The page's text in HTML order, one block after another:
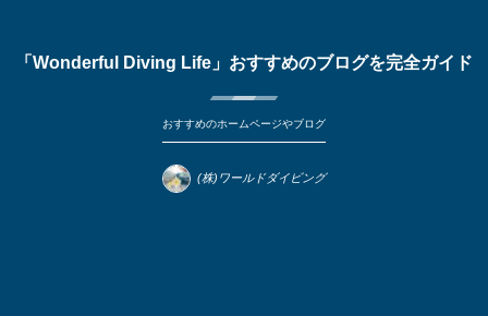
「Wonderful Diving Life」おすすめのブログを完全ガイド
おすすめのホームページやブログ
(株)ワールドダイビング